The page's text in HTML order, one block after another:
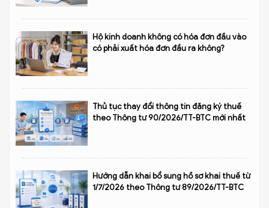
Hộ kinh doanh không có hóa đơn đầu vào
có phải xuất hóa đơn đầu ra không?
Thủ tục thay đổi thông tin đăng ký thuế
theo Thông tư 90/2026/TT-BTC mới nhất
Hướng dẫn khai bổ sung hồ sơ khai thuế từ
1/7/2026 theo Thông tư 89/2026/TT-BTC